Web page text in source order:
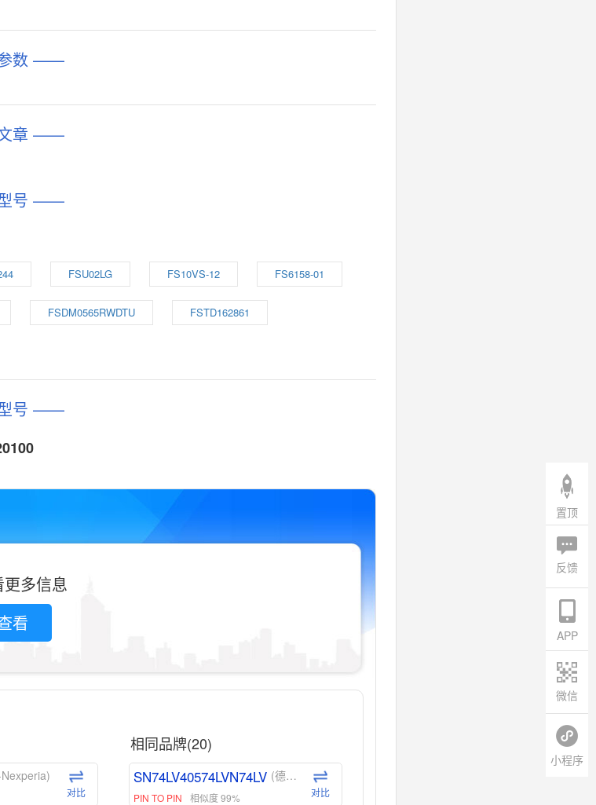
数 ——
章 ——
号 ——
FSU02LG FS10VS-12 FS6158-01
FSDM0565RWDTU FSTD162861
号 ——
多信息
看
对比
相同品牌(20)
SN74LV40574LVN74LV (德州仪器-TI)
PIN TO PIN 相似度 99% 对比
置顶
反馈
APP
微信
小程序